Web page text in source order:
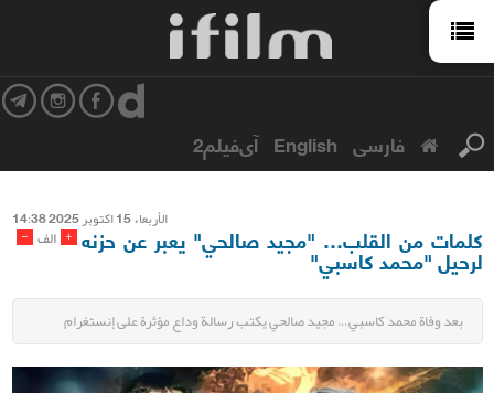
فارسی English آی‌فیلم2
الأربعاء 15 اکتوبر 2025 14:38
- الف + كلمات من القلب… "مجيد صالحي" يعبر عن حزنه
لرحيل "محمد كاسبي"
بعد وفاة محمد كاسبي… مجيد صالحي يكتب رسالة وداع مؤثرة على إنستغرام